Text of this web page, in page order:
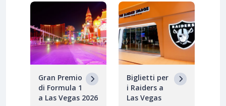
Gran Premio
di Formula 1
a Las Vegas 2026
Biglietti per
i Raiders a
Las Vegas